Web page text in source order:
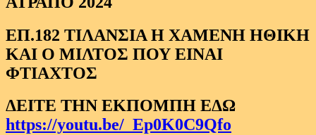
ΕΠ.182 ΤΙΛΑΝΣΙΑ Η ΧΑΜΕΝΗ ΗΘΙΚΗ
ΚΑΙ Ο ΜΙΛΤΟΣ ΠΟΥ ΕΙΝΑΙ
ΦΤΙΑΧΤΟΣ
ΔΕΙΤΕ ΤΗΝ ΕΚΠΟΜΠΗ ΕΔΩ
https://youtu.be/_Ep0K0C9Qfo